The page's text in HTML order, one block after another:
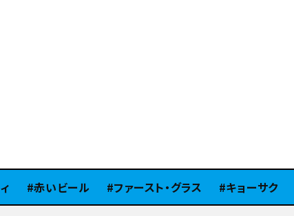
赤いビール ファースト・グラス キョーサク